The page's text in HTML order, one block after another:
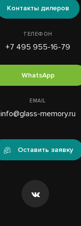
Контакты дилеров
ТЕЛЕФОН
+7 495 955-16-79
WhatsApp
EMAIL
info@glass-memory.ru
Оставить заявку